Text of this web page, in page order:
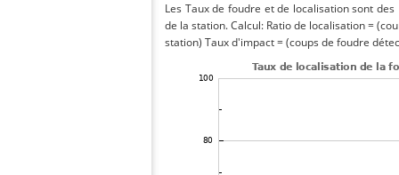
Les Taux de foudre et de localisation sont
de la station. Calcul: Ratio de localisation =
station) Taux d'impact = (coups de foudre